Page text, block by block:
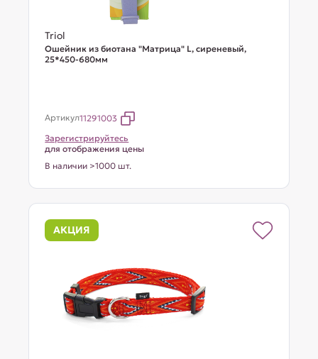
Triol
Ошейник из биотана "Матрица" L, сиреневый,
25*450-680мм
Артикул11291003
Зарегистрируйтесь
для отображения цены
В наличии >1000 шт.
АКЦИЯ